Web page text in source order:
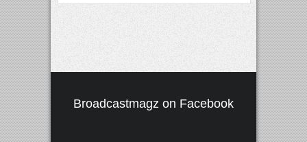
Broadcastmagz on Facebook